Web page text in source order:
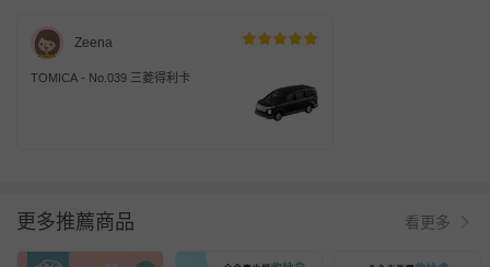
Zeena
TOMICA - No.039 三菱得利卡
更多推薦商品 看更多